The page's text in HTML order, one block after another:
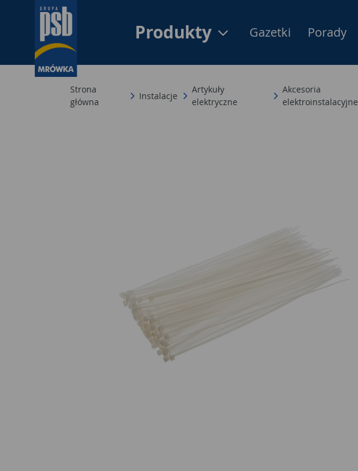
Produkty Gazetki Porady
Strona
główna
Instalacje
Artykuły
elektryczne
Akcesoria
elektroinstalacyjne